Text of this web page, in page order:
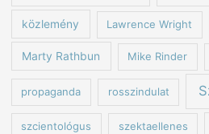
közlemény Lawrence Wright
Marty Rathbun Mike Rinder
propaganda rosszindulat
szcientológus szektaellenes